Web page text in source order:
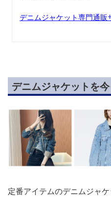
デニムジャケット専門通販
デニムジャケットを
定番アイテムのデニムジャ